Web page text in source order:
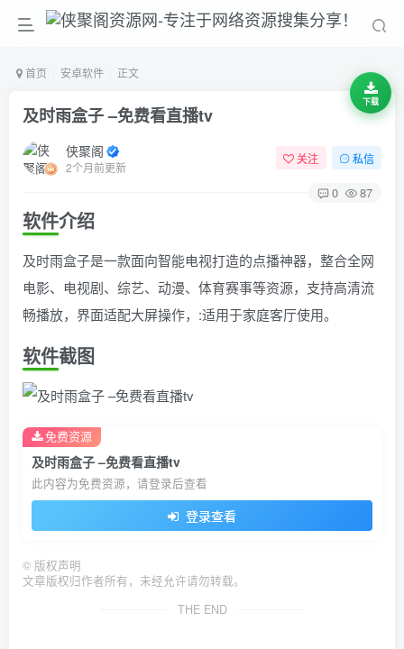
首页 安卓软件 正文
及时雨盒子 –免费看直播tv
侠聚阁
2个月前更新
关注 私信
0 87
软件介绍
及时雨盒子是一款面向智能电视打造的点播神器，整合全网
电影、电视剧、综艺、动漫、体育赛事等资源，支持高清流
畅播放，界面适配大屏操作，:适用于家庭客厅使用。
软件截图
及时雨盒子 –免费看直播tv
此内容为免费资源，请登录后查看
登录查看
免费资源
© 版权声明
文章版权归作者所有，未经允许请勿转载。
THE END
下载